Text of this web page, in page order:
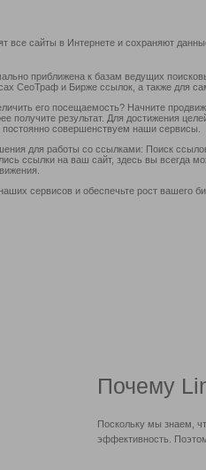
все сайты в Интернете и сохраняют
приближена к базам ведущих
СеоТраф и Бирже ссылок, а также для
его посещаемость? Начните
получите результат. Для достижения
совершенствуем наши сервисы.
для работы со ссылками: Поиск
ссылки на ваш сайт, здесь вы всегда
сервисов и обеспечьте рост вашего
Почему
Поскольку мы знаем,
эффективность.